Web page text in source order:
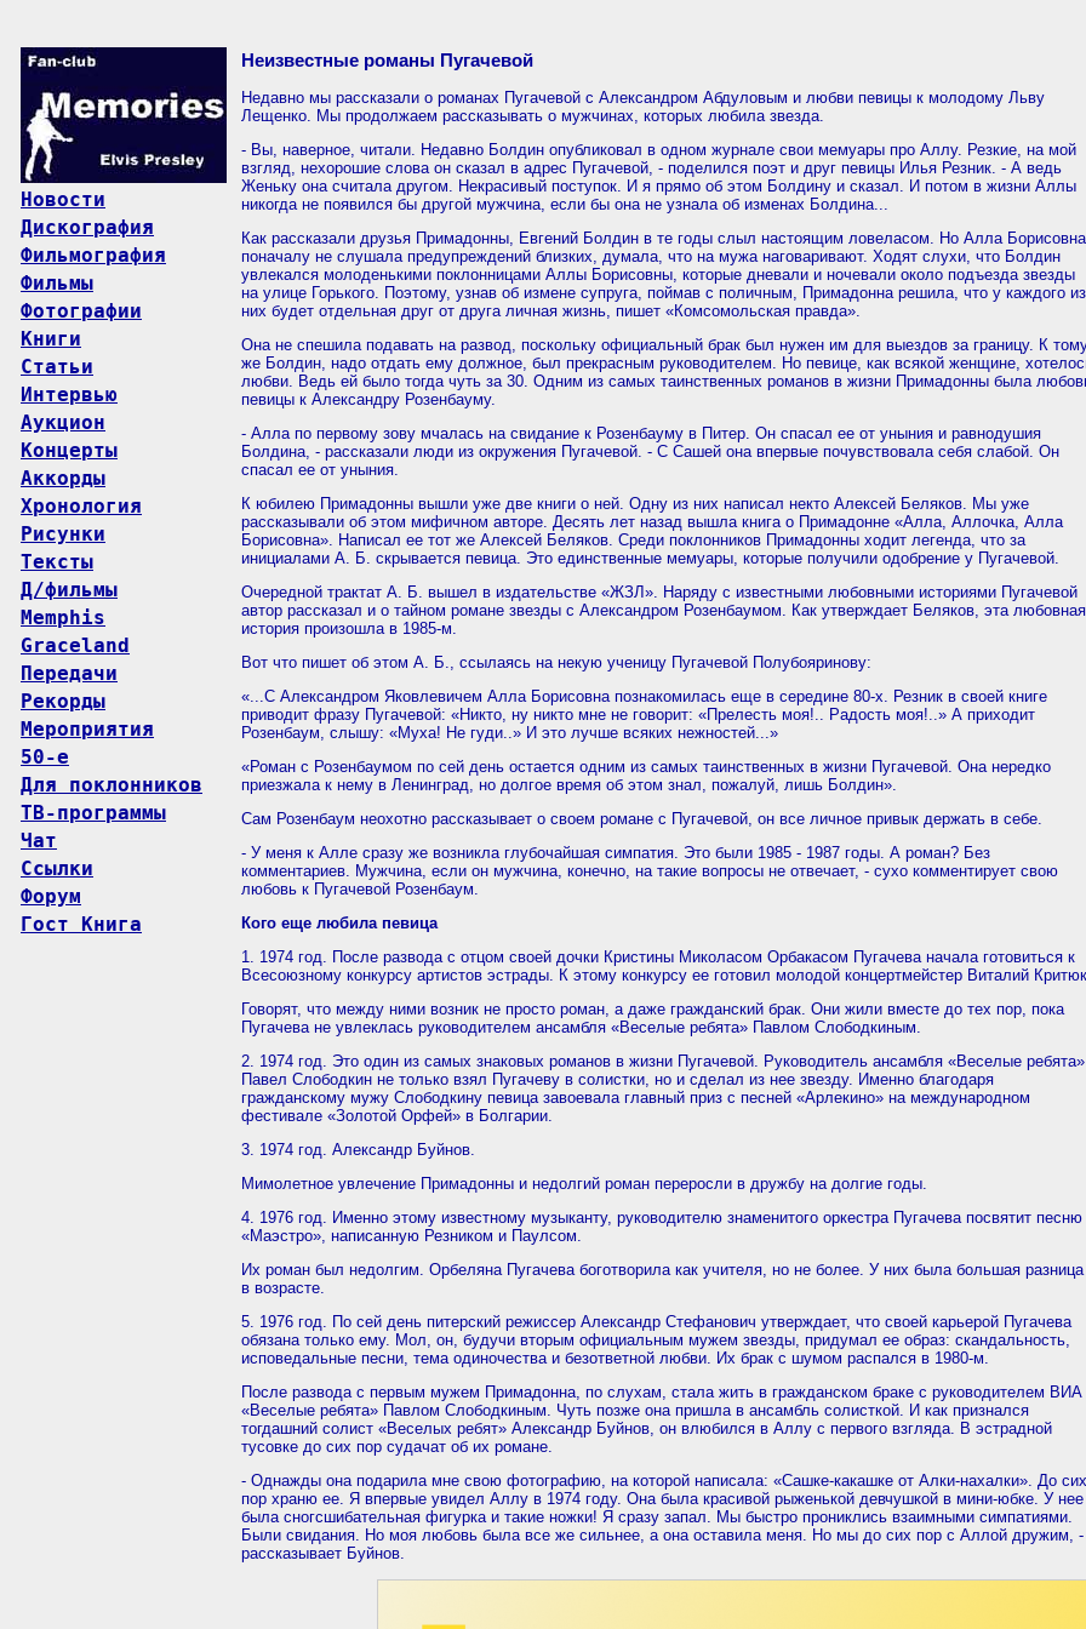
Новости
Дискография
Фильмография
Фильмы
Фотографии
Книги
Статьи
Интервью
Аукцион
Концерты
Аккорды
Хронология
Рисунки
Тексты
Д/фильмы
Memphis
Graceland
Передачи
Рекорды
Мероприятия
50-е
Для поклонников
ТВ-программы
Чат
Ссылки
Форум
Гост Книга
Неизвестные романы Пугачевой
Недавно мы рассказали о романах Пугачевой с Александром Абдуловым и любви певицы к молодому Льву
Лещенко. Мы продолжаем рассказывать о мужчинах, которых любила звезда.
- Вы, наверное, читали. Недавно Болдин опубликовал в одном журнале свои мемуары про Аллу. Резкие, на мой
взгляд, нехорошие слова он сказал в адрес Пугачевой, - поделился поэт и друг певицы Илья Резник. - А ведь
Женьку она считала другом. Некрасивый поступок. И я прямо об этом Болдину и сказал. И потом в жизни Аллы
никогда не появился бы другой мужчина, если бы она не узнала об изменах Болдина...
Как рассказали друзья Примадонны, Евгений Болдин в те годы слыл настоящим ловеласом. Но Алла Борисовна
поначалу не слушала предупреждений близких, думала, что на мужа наговаривают. Ходят слухи, что Болдин
увлекался молоденькими поклонницами Аллы Борисовны, которые дневали и ночевали около подъезда звезды
на улице Горького. Поэтому, узнав об измене супруга, поймав с поличным, Примадонна решила, что у каждого из
них будет отдельная друг от друга личная жизнь, пишет «Комсомольская правда».
Она не спешила подавать на развод, поскольку официальный брак был нужен им для выездов за границу. К
же Болдин, надо отдать ему должное, был прекрасным руководителем. Но певице, как всякой женщине,
любви. Ведь ей было тогда чуть за 30. Одним из самых таинственных романов в жизни Примадонны была
певицы к Александру Розенбауму.
- Алла по первому зову мчалась на свидание к Розенбауму в Питер. Он спасал ее от уныния и равнодушия
Болдина, - рассказали люди из окружения Пугачевой. - С Сашей она впервые почувствовала себя слабой. Он
спасал ее от уныния.
К юбилею Примадонны вышли уже две книги о ней. Одну из них написал некто Алексей Беляков. Мы уже
рассказывали об этом мифичном авторе. Десять лет назад вышла книга о Примадонне «Алла, Аллочка, Алла
Борисовна». Написал ее тот же Алексей Беляков. Среди поклонников Примадонны ходит легенда, что за
инициалами А. Б. скрывается певица. Это единственные мемуары, которые получили одобрение у Пугачевой.
Очередной трактат А. Б. вышел в издательстве «ЖЗЛ». Наряду с известными любовными историями Пугачевой
автор рассказал и о тайном романе звезды с Александром Розенбаумом. Как утверждает Беляков, эта любовная
история произошла в 1985-м.
Вот что пишет об этом А. Б., ссылаясь на некую ученицу Пугачевой Полубояринову:
«...С Александром Яковлевичем Алла Борисовна познакомилась еще в середине 80-х. Резник в своей книге
приводит фразу Пугачевой: «Никто, ну никто мне не говорит: «Прелесть моя!.. Радость моя!..» А приходит
Розенбаум, слышу: «Муха! Не гуди..» И это лучше всяких нежностей...»
«Роман с Розенбаумом по сей день остается одним из самых таинственных в жизни Пугачевой. Она нередко
приезжала к нему в Ленинград, но долгое время об этом знал, пожалуй, лишь Болдин».
Сам Розенбаум неохотно рассказывает о своем романе с Пугачевой, он все личное привык держать в себе.
- У меня к Алле сразу же возникла глубочайшая симпатия. Это были 1985 - 1987 годы. А роман? Без
комментариев. Мужчина, если он мужчина, конечно, на такие вопросы не отвечает, - сухо комментирует свою
любовь к Пугачевой Розенбаум.
Кого еще любила певица
1. 1974 год. После развода с отцом своей дочки Кристины Миколасом Орбакасом Пугачева начала готовиться к
Всесоюзному конкурсу артистов эстрады. К этому конкурсу ее готовил молодой концертмейстер Виталий
Говорят, что между ними возник не просто роман, а даже гражданский брак. Они жили вместе до тех пор, пока
Пугачева не увлеклась руководителем ансамбля «Веселые ребята» Павлом Слободкиным.
2. 1974 год. Это один из самых знаковых романов в жизни Пугачевой. Руководитель ансамбля «Веселые ребята»
Павел Слободкин не только взял Пугачеву в солистки, но и сделал из нее звезду. Именно благодаря
гражданскому мужу Слободкину певица завоевала главный приз с песней «Арлекино» на международном
фестивале «Золотой Орфей» в Болгарии.
3. 1974 год. Александр Буйнов.
Мимолетное увлечение Примадонны и недолгий роман переросли в дружбу на долгие годы.
4. 1976 год. Именно этому известному музыканту, руководителю знаменитого оркестра Пугачева посвятит песню
«Маэстро», написанную Резником и Паулсом.
Их роман был недолгим. Орбеляна Пугачева боготворила как учителя, но не более. У них была большая разница
в возрасте.
5. 1976 год. По сей день питерский режиссер Александр Стефанович утверждает, что своей карьерой Пугачева
обязана только ему. Мол, он, будучи вторым официальным мужем звезды, придумал ее образ: скандальность,
исповедальные песни, тема одиночества и безответной любви. Их брак с шумом распался в 1980-м.
После развода с первым мужем Примадонна, по слухам, стала жить в гражданском браке с руководителем ВИА
«Веселые ребята» Павлом Слободкиным. Чуть позже она пришла в ансамбль солисткой. И как признался
тогдашний солист «Веселых ребят» Александр Буйнов, он влюбился в Аллу с первого взгляда. В эстрадной
тусовке до сих пор судачат об их романе.
- Однажды она подарила мне свою фотографию, на которой написала: «Сашке-какашке от Алки-нахалки». До сих
пор храню ее. Я впервые увидел Аллу в 1974 году. Она была красивой рыженькой девчушкой в мини-юбке. У нее
была сногсшибательная фигурка и такие ножки! Я сразу запал. Мы быстро прониклись взаимными симпатиями.
Были свидания. Но моя любовь была все же сильнее, а она оставила меня. Но мы до сих пор с Аллой дружим, -
рассказывает Буйнов.